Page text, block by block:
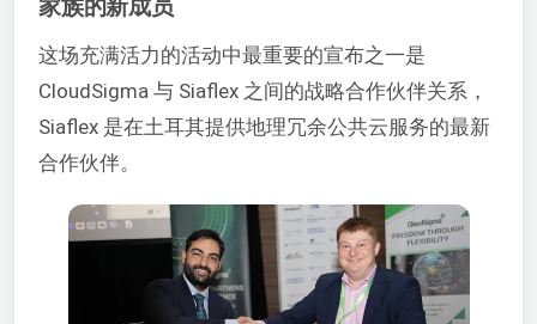
家族的新成员
这场充满活力的活动中最重要的宣布之一是
CloudSigma 与 Siaflex 之间的战略合作伙伴关系，
Siaflex 是在土耳其提供地理冗余公共云服务的最新
合作伙伴。